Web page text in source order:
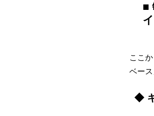
■
ここ
ベー
◆